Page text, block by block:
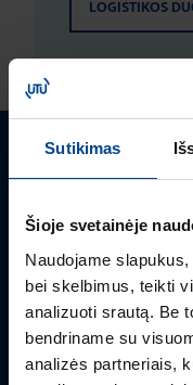
Sutikimas
Šioje svetainėje
Naudojame
bei skelbimus, teikti
analizuoti srautą. Be
bendriname su
analizės partneriais,
LOGISTIKOS
Mielai atsakysime į